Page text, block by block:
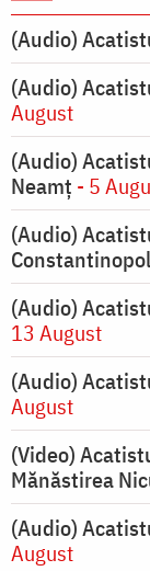
(Audio)
(Audio)
August
(Audio)
Neamț - 5
(Audio)
(Audio)
13 August
(Audio)
August
(Video)
Mănăstirea
(Audio)
August